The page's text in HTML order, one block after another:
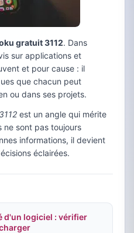
gratuit 3112. Dans
sur applications et
et pour cause : il
que chacun peut
ou dans ses projets.
est un angle qui mérite
ne sont pas toujours
informations, il devient
éclairées.
d'un logiciel : vérifier